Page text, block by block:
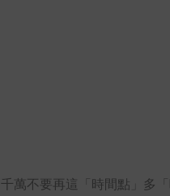
千萬不要再這「時間點」多